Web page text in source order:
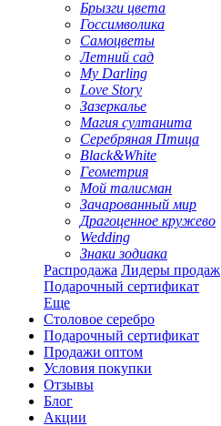
Брызги цвета
Госсимволика
Самоцветы
Летний сад
My Darling
Love Story
Зазеркалье
Магия султанита
Серебряная Птица
Black&White
Геометрия
Мой талисман
Зачарованный мир
Драгоценное кружево
Wedding
Знаки зодиака
Распродажа Лидеры продаж
Подарочный сертификат
Еще
Столовое серебро
Подарочный сертификат
Продажи оптом
Условия покупки
Отзывы
Блог
Акции